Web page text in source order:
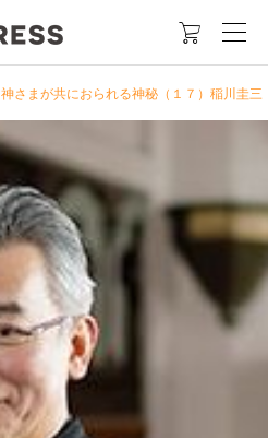

神さまが共におられる神秘（１７）稲川圭三